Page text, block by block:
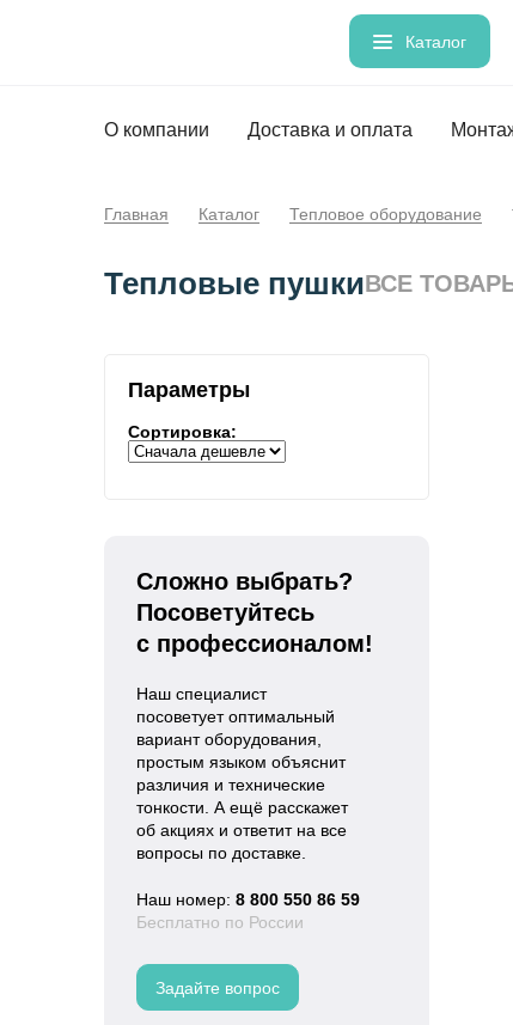
Каталог
О компании Доставка и оплата
Главная Каталог Тепловое оборудование
Тепловые пушкиВСЕ
Параметры
Сортировка:
Сложно выбрать?
Посоветуйтесь
с профессионалом!
Наш специалист
посоветует оптимальный
вариант оборудования,
простым языком объяснит
различия и технические
тонкости. А ещё расскажет
об акциях и ответит на все
вопросы по доставке.
Наш номер: 8 800 550 86 59
Бесплатно по России
Задайте вопрос